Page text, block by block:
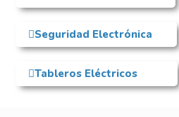
Seguridad Electrónica
Tableros Eléctricos